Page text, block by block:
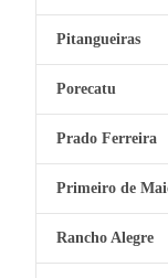
Pitangueiras
Porecatu
Prado Ferreira
Primeiro de
Rancho Alegre